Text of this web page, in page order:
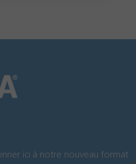
ici à notre nouveau format